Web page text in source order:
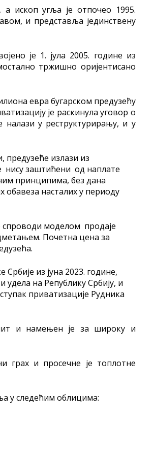
ископ угља је отпочео 1995.
и представља јединствену
је 1. јула 2005. године из
тржишно оријентисано
евра бугарском предузећу
је раскинула уговор о
у реструктурирању, и у
предузеће излази из
нису заштићени од наплате
принципима, без дана
обавеза насталих у периоду
спроводи моделом продаје
Почетна цена за
из јуна 2023. године,
удела на Републику Србију, и
приватизације Рудника
и намењен је за широку и
грах и просечне је топлотне
у следећим облицима: